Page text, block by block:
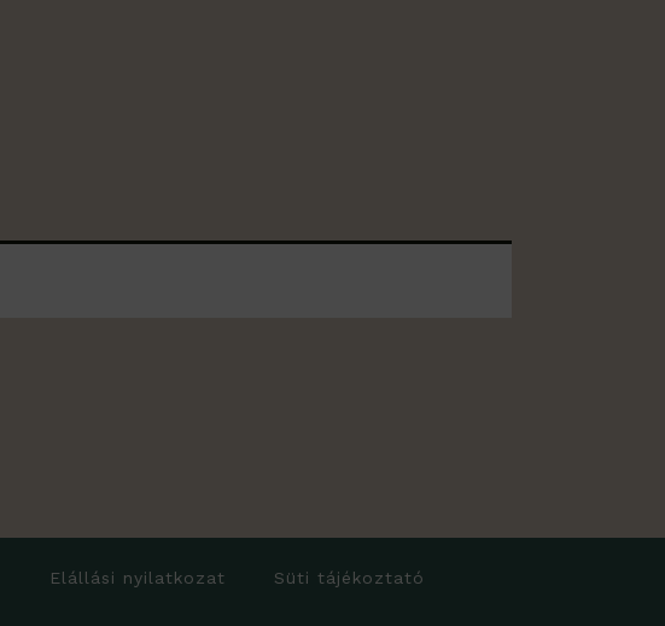
Elállási nyilatkozat Süti tájékoztató